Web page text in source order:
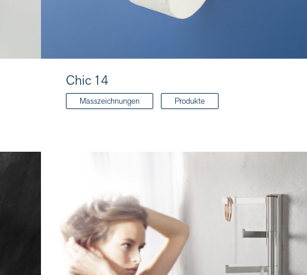
Chic 14
Masszeichnungen Produkte